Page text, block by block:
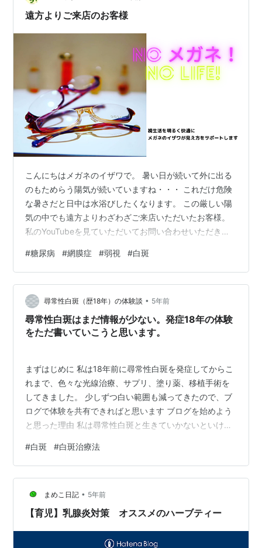
遠方よりご来店のお客様
こんにちはメガネのイザワで。 暑い日が続いて外に出る
のもためらう陽気が続いていますね・・・ これだけ危険
な暑さだと日中は水浴びしたくなります。 この厳しい陽
気の中でも遠方よりわざわざご来店いただいたお客様。
私のYouTubeを見ていただいてお問い合わせいただきま
その後の眼鏡を作るのに見てほしいという内容でした。
そしてご来店いただき現状の状況や眼鏡を使う目的など
いろいろお話を伺っていると、現在眼科と内科に通院し
ていて糖尿病からくる網膜の疾患があるとの事でした。
その影響で視力が出にくい。 メガネの使用目的として
は、まずは仕事上の書類や新聞を…
#糖尿病 #網膜症 #弱視 #白斑
尋常性白斑（歴18年）の体験談 • 5年前
尋常性白斑はまだ情報が少ない。発症18年の体験
をただ書いていこうと思います。
まずはじめに 私は18年前に尋常性白斑を発症してからこ
れまで、色々な光線治療、サプリ、塗り薬、移植手術を
してきました。 少しずつ白い範囲も減ってきたので、ブ
ログで体験を共有できればと思います ブログを始めよう
と思った理由 私は尋常性白斑と生きていかないといけな
安な気持ちになりますよね。 だって、周りからの視線も
感じるから治したいのに、治らないかもしれないから。
最初は何が分からずに、病院に行って診断を受けて、こ
れは病気なんだと知る。 色んな治療法を聞いたり調べる
て、これは確実に治るか分からない病気だと実感する。
#白斑 #白斑治療法
まめこ日記 • 5年前
【育児】乳腺炎対策 オススメのハーブティー